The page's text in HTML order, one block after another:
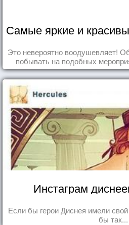
Самые яркие и
Это невероятно воодушевляет!
побывать на подобных
Инстаграм
Если бы герои Диснея имели
бы так...